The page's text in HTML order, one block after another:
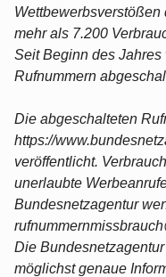
Wettbewerbsverstößen
mehr als 7.200
Seit Beginn des
Rufnummern
Die abgeschalteten
https://
veröffentlicht.
unerlaubte
Bundesnetzagentur
Die
möglichst genaue